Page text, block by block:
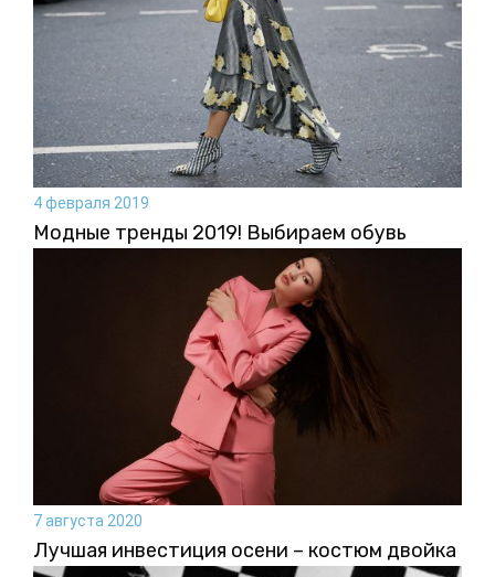
4 февраля 2019
Модные тренды 2019! Выбираем обувь
7 августа 2020
Лучшая инвестиция осени – костюм двойка